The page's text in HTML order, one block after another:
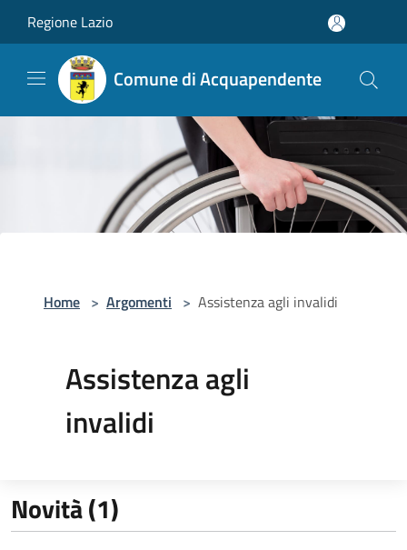
Regione Lazio
Comune di Acquapendente
Home > Argomenti > Assistenza agli invalidi
Assistenza agli
invalidi
Novità (1)